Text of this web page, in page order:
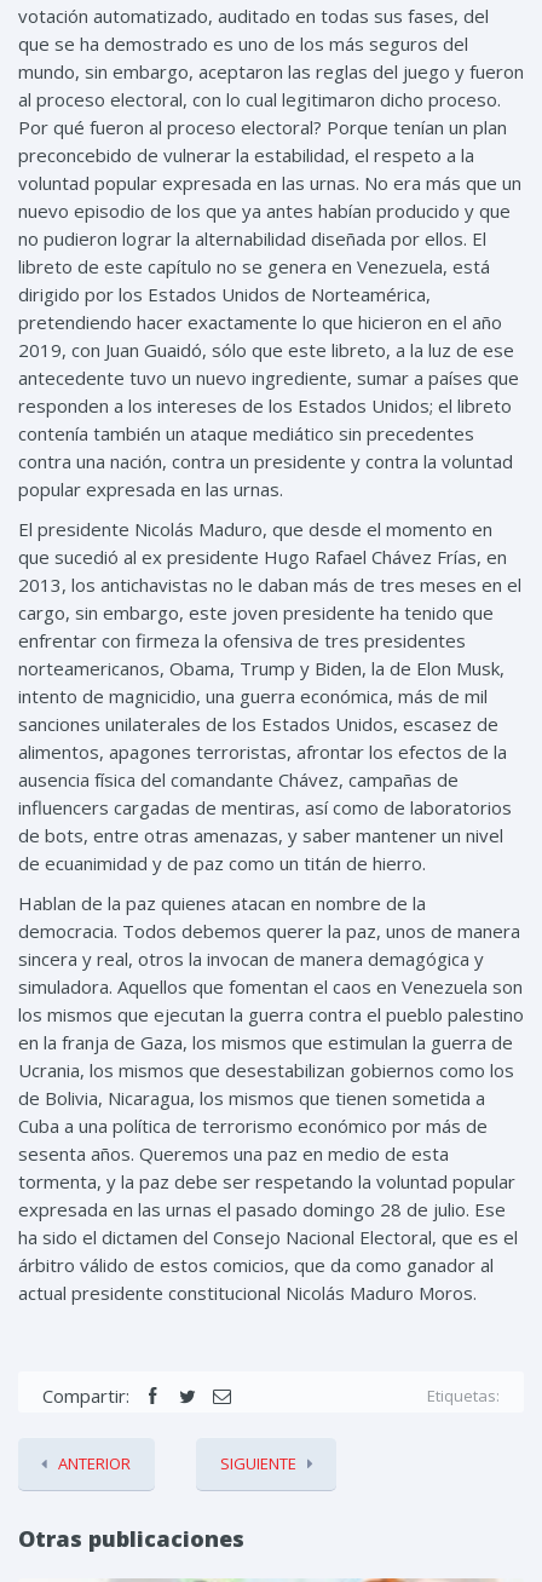
votación automatizado, auditado en todas sus fases, del
que se ha demostrado es uno de los más seguros del
mundo, sin embargo, aceptaron las reglas del juego y fueron
al proceso electoral, con lo cual legitimaron dicho proceso.
Por qué fueron al proceso electoral? Porque tenían un plan
preconcebido de vulnerar la estabilidad, el respeto a la
voluntad popular expresada en las urnas. No era más que un
nuevo episodio de los que ya antes habían producido y que
no pudieron lograr la alternabilidad diseñada por ellos. El
libreto de este capítulo no se genera en Venezuela, está
dirigido por los Estados Unidos de Norteamérica,
pretendiendo hacer exactamente lo que hicieron en el año
2019, con Juan Guaidó, sólo que este libreto, a la luz de ese
antecedente tuvo un nuevo ingrediente, sumar a países que
responden a los intereses de los Estados Unidos; el libreto
contenía también un ataque mediático sin precedentes
contra una nación, contra un presidente y contra la voluntad
popular expresada en las urnas.
El presidente Nicolás Maduro, que desde el momento en
que sucedió al ex presidente Hugo Rafael Chávez Frías, en
2013, los antichavistas no le daban más de tres meses en el
cargo, sin embargo, este joven presidente ha tenido que
enfrentar con firmeza la ofensiva de tres presidentes
norteamericanos, Obama, Trump y Biden, la de Elon Musk,
intento de magnicidio, una guerra económica, más de mil
sanciones unilaterales de los Estados Unidos, escasez de
alimentos, apagones terroristas, afrontar los efectos de la
ausencia física del comandante Chávez, campañas de
influencers cargadas de mentiras, así como de laboratorios
de bots, entre otras amenazas, y saber mantener un nivel
de ecuanimidad y de paz como un titán de hierro.
Hablan de la paz quienes atacan en nombre de la
democracia. Todos debemos querer la paz, unos de manera
sincera y real, otros la invocan de manera demagógica y
simuladora. Aquellos que fomentan el caos en Venezuela son
los mismos que ejecutan la guerra contra el pueblo palestino
en la franja de Gaza, los mismos que estimulan la guerra de
Ucrania, los mismos que desestabilizan gobiernos como los
de Bolivia, Nicaragua, los mismos que tienen sometida a
Cuba a una política de terrorismo económico por más de
sesenta años. Queremos una paz en medio de esta
tormenta, y la paz debe ser respetando la voluntad popular
expresada en las urnas el pasado domingo 28 de julio. Ese
ha sido el dictamen del Consejo Nacional Electoral, que es el
árbitro válido de estos comicios, que da como ganador al
actual presidente constitucional Nicolás Maduro Moros.
Compartir: Etiquetas:
ANTERIOR SIGUIENTE
Otras publicaciones